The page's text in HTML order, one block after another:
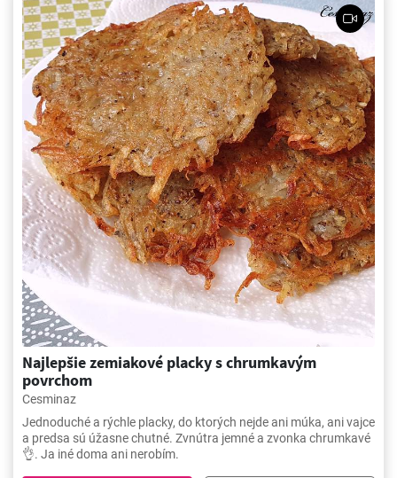
Najlepšie zemiakové placky s chrumkavým
povrchom
Cesminaz
Jednoduché a rýchle placky, do ktorých nejde ani múka, ani vajce
a predsa sú úžasne chutné. Zvnútra jemné a zvonka chrumkavé
👌. Ja iné doma ani nerobím.